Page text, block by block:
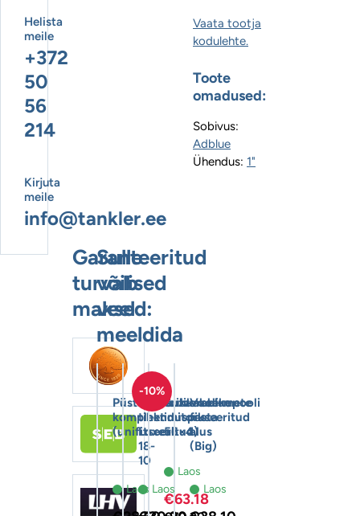
Vaata tootja
kodulehte.
Toote
omadused:
Sobivus:
Adblue
Ühendus: 1"
Garanteeritud
turvalised
maksed:
Sulle
võib
veel
meeldida
Püstolihoidiku
komplekt
(unifitseeritud)
Laos
Hüdraulikakeermete
tihenduspasta
Loxeal
18-
10
Laos
-10%
Suzzarablue
imitoru
56×4
Laos
€63.18
Voolikupooli
fikseeritud
alus
(Big)
Laos
Helista
meile
+372
50
56
214
Kirjuta
meile
info@tankler.ee